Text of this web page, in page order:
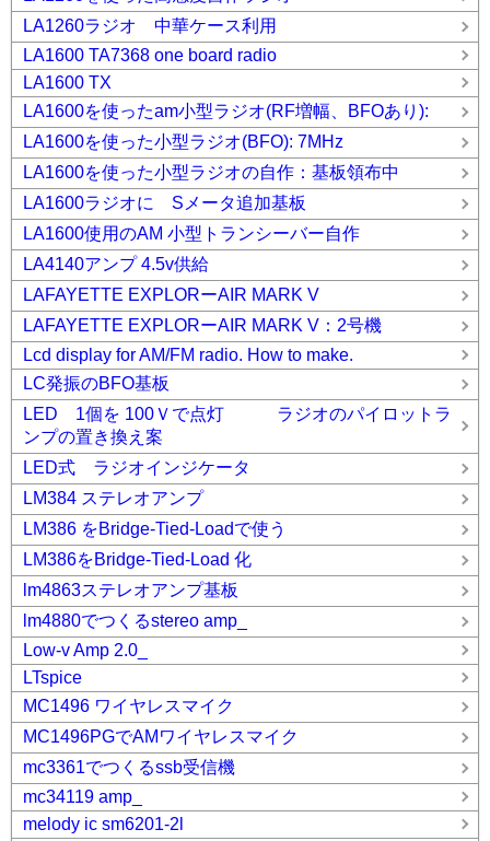
LA1260ラジオ 中華ケース利用
LA1600 TA7368 one board radio
LA1600 TX
LA1600を使ったam小型ラジオ(RF増幅、BFOあり):
LA1600を使った小型ラジオ(BFO): 7MHz
LA1600を使った小型ラジオの自作：基板領布中
LA1600ラジオに Sメータ追加基板
LA1600使用のAM 小型トランシーバー自作
LA4140アンプ 4.5v供給
LAFAYETTE EXPLORーAIR MARK V
LAFAYETTE EXPLORーAIR MARK V：2号機
Lcd display for AM/FM radio. How to make.
LC発振のBFO基板
LED 1個を 100Ｖで点灯 ラジオのパイロットラ
ンプの置き換え案
LED式 ラジオインジケータ
LM384 ステレオアンプ
LM386 をBridge-Tied-Loadで使う
LM386をBridge-Tied-Load 化
lm4863ステレオアンプ基板
lm4880でつくるstereo amp_
Low-v Amp 2.0_
LTspice
MC1496 ワイヤレスマイク
MC1496PGでAMワイヤレスマイク
mc3361でつくるssb受信機
mc34119 amp_
melody ic sm6201-2l